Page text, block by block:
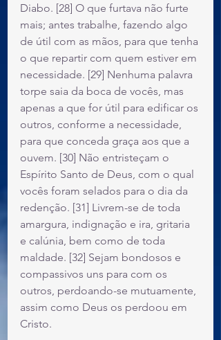
Diabo. [28] O que furtava não furte
mais; antes trabalhe, fazendo algo
de útil com as mãos, para que tenha
o que repartir com quem estiver em
necessidade. [29] Nenhuma palavra
torpe saia da boca de vocês, mas
apenas a que for útil para edificar os
outros, conforme a necessidade,
para que conceda graça aos que a
ouvem. [30] Não entristeçam o
Espírito Santo de Deus, com o qual
vocês foram selados para o dia da
redenção. [31] Livrem-se de toda
amargura, indignação e ira, gritaria
e calúnia, bem como de toda
maldade. [32] Sejam bondosos e
compassivos uns para com os
outros, perdoando-se mutuamente,
assim como Deus os perdoou em
Cristo.